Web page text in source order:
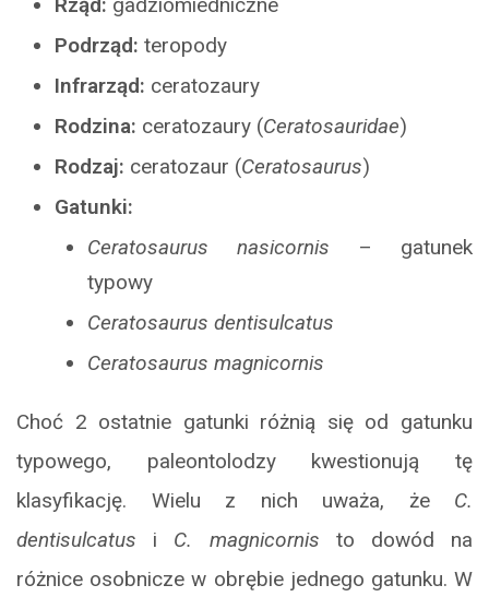
Podrząd: teropody
Infrarząd: ceratozaury
Rodzina: ceratozaury (Ceratosauridae)
Rodzaj: ceratozaur (Ceratosaurus)
Gatunki:
Ceratosaurus nasicornis – gatunek
typowy
Ceratosaurus dentisulcatus
Ceratosaurus magnicornis
Choć 2 ostatnie gatunki różnią się od gatunku
typowego, paleontolodzy kwestionują tę
klasyfikację. Wielu z nich uważa, że C.
dentisulcatus i C. magnicornis to dowód na
różnice osobnicze w obrębie jednego gatunku. W